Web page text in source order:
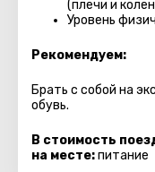
(плечи и
Уровень
Рекомендуем:
Брать с собой на
обувь.
В стоимость
на месте:питание